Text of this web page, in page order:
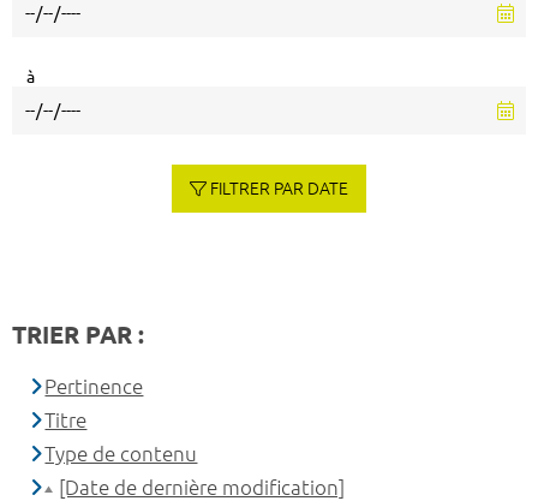
à
FILTRER PAR DATE
TRIER PAR :
Pertinence
Titre
Type de contenu
[Date de dernière modification]